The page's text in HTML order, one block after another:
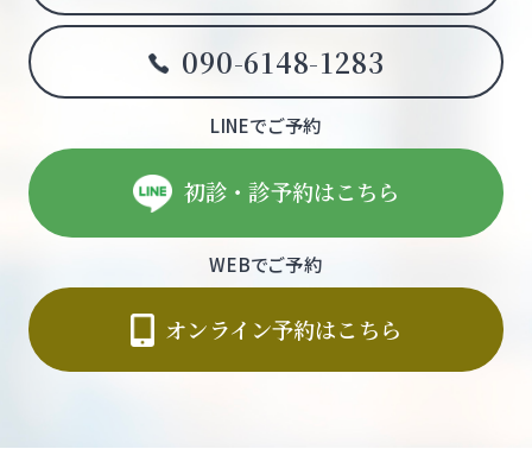
090-6148-1283
LINEでご予約
初診・診予約はこちら
WEBでご予約
オンライン予約はこちら